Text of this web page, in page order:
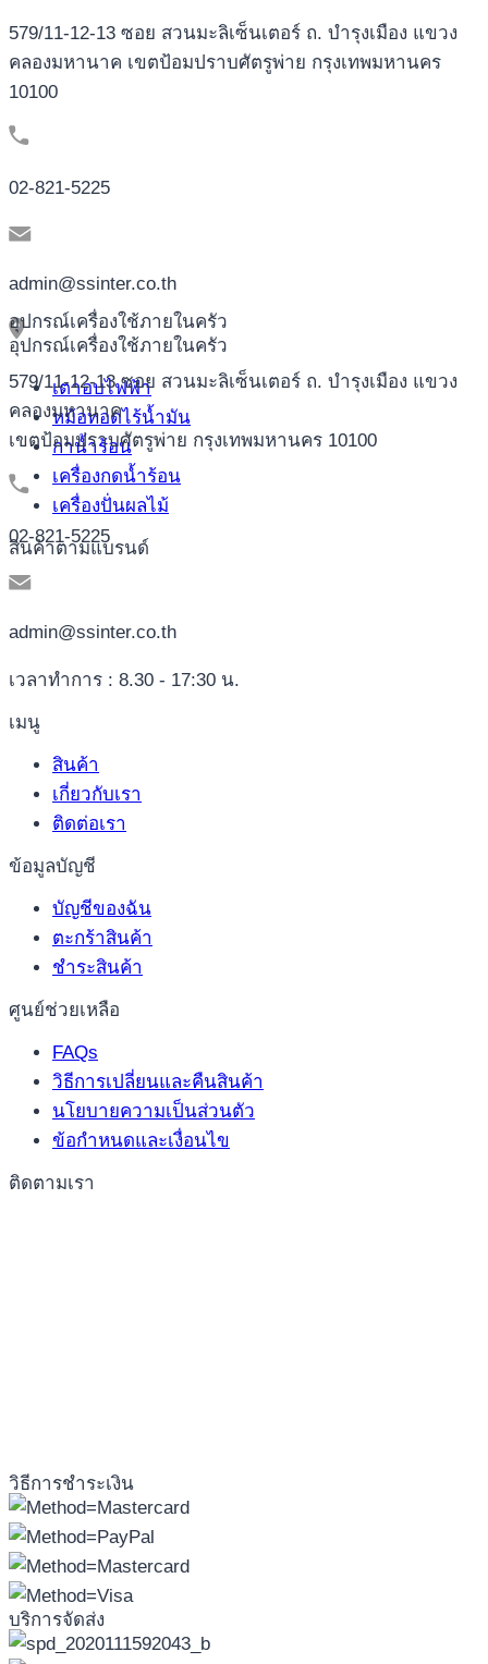
อุปกรณ์เครื่องใช้ภายในครัว
อุปกรณ์เครื่องใช้ภายในครัว
เตาอบไฟฟ้า
หม้อทอดไร้น้ำมัน
กาน้ำร้อน
เครื่องกดน้ำร้อน
เครื่องปั่นผลไม้
สินค้าตามแบรนด์
579/11-12-13 ซอย สวนมะลิเซ็นเตอร์ ถ. บำรุงเมือง แขวง
คลองมหานาค เขตป้อมปราบศัตรูพ่าย กรุงเทพมหานคร
10100
02-821-5225
admin@ssinter.co.th
579/11-12-13 ซอย สวนมะลิเซ็นเตอร์ ถ. บำรุงเมือง แขวง
คลองมหานาค
เขตป้อมปราบศัตรูพ่าย กรุงเทพมหานคร 10100
02-821-5225
admin@ssinter.co.th
เวลาทำการ : 8.30 - 17:30 น.
เมนู
สินค้า
เกี่ยวกับเรา
ติดต่อเรา
ข้อมูลบัญชี
บัญชีของฉัน
ตะกร้าสินค้า
ชำระสินค้า
ศูนย์ช่วยเหลือ
FAQs
วิธีการเปลี่ยนและคืนสินค้า
นโยบายความเป็นส่วนตัว
ข้อกำหนดและเงื่อนไข
ติดตามเรา
วิธีการชำระเงิน
บริการจัดส่ง